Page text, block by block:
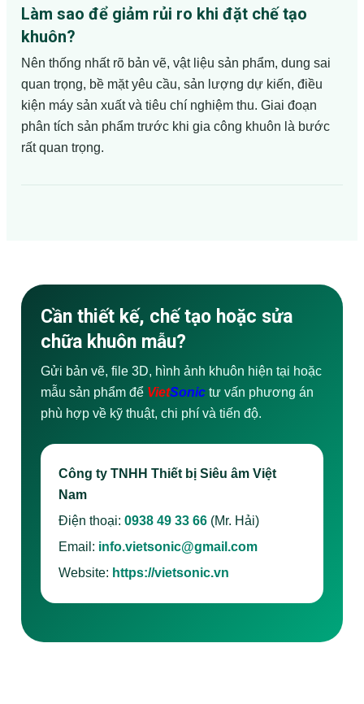
Làm sao để giảm rủi ro khi đặt chế tạo
khuôn?
Nên thống nhất rõ bản vẽ, vật liệu sản phẩm, dung sai
quan trọng, bề mặt yêu cầu, sản lượng dự kiến, điều
kiện máy sản xuất và tiêu chí nghiệm thu. Giai đoạn
phân tích sản phẩm trước khi gia công khuôn là bước
rất quan trọng.
Cần thiết kế, chế tạo hoặc sửa
chữa khuôn mẫu?
Gửi bản vẽ, file 3D, hình ảnh khuôn hiện tại hoặc
mẫu sản phẩm để VietSonic tư vấn phương án
phù hợp về kỹ thuật, chi phí và tiến độ.
Công ty TNHH Thiết bị Siêu âm Việt
Nam
Điện thoại: 0938 49 33 66 (Mr. Hải)
Email: info.vietsonic@gmail.com
Website: https://vietsonic.vn